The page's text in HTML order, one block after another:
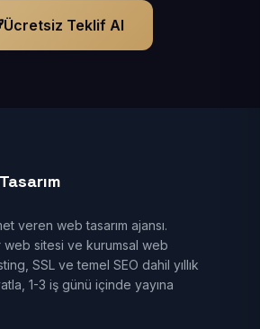
Ücretsiz Teklif Al
veren web tasarım ajansı.
web sitesi ve kurumsal web
SSL ve temel SEO dahil yıllık
1-3 iş günü içinde yayına